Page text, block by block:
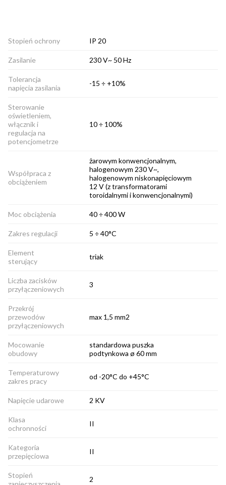
Stopień ochrony IP 20
Zasilanie 230 V~ 50 Hz
Tolerancja
napięcia zasilania
-15 ÷ +10%
Sterowanie
oświetleniem,
włącznik i
regulacja na
potencjometrze
10 ÷ 100%
Współpraca z
obciążeniem
żarowym konwencjonalnym,
halogenowym 230 V~,
halogenowym niskonapięciowym
12 V (z transformatorami
toroidalnymi i konwencjonalnymi)
Moc obciążenia 40 ÷ 400 W
Zakres regulacji 5 ÷ 40°C
Element
sterujący
triak
Liczba zacisków
przyłączeniowych
3
Przekrój
przewodów
przyłączeniowych
max 1,5 mm2
Mocowanie
obudowy
standardowa puszka
podtynkowa ø 60 mm
Temperaturowy
zakres pracy
od -20°C do +45°C
Napięcie udarowe 2 KV
Klasa
ochronności
II
Kategoria
przepięciowa
II
Stopień
2